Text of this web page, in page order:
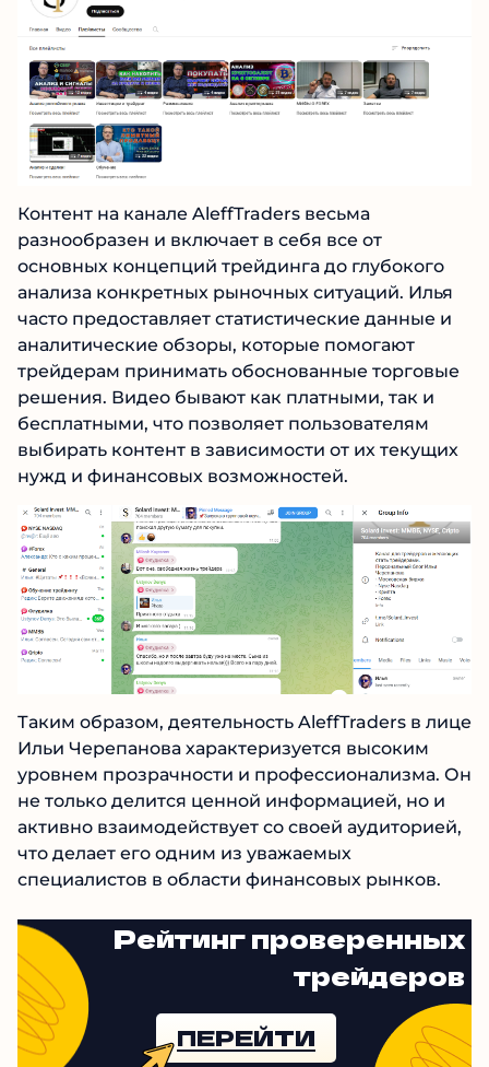
Контент на канале AleffTraders весьма
разнообразен и включает в себя все от
основных концепций трейдинга до глубокого
анализа конкретных рыночных ситуаций. Илья
часто предоставляет статистические данные и
аналитические обзоры, которые помогают
трейдерам принимать обоснованные
торговые решения. Видео бывают как
платными, так и бесплатными, что позволяет
пользователям выбирать контент в
зависимости от их текущих нужд и
финансовых возможностей.
Таким образом, деятельность AleffTraders в
лице Ильи Черепанова характеризуется
высоким уровнем прозрачности и
профессионализма. Он не только делится
ценной информацией, но и активно
делает его одним из уважаемых специалистов
в области финансовых рынков.
Рейтинг проверенных
трейдеров